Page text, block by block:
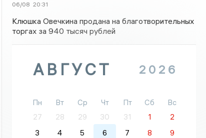
06/08 20:31
Клюшка Овечкина продана на благотворительных
торгах за 940 тысяч рублей
АВГУСТ 2026
Пн Вт Ср Чт Пт Сб
Вс
27
28 29 30 31 1
2
3
4 5 6 7 8
9